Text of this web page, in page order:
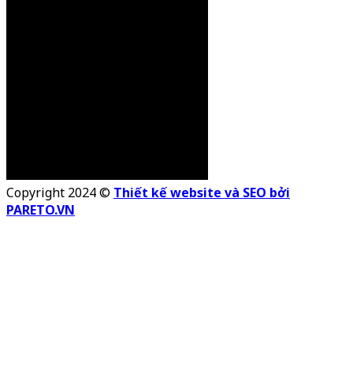
Copyright 2024 © Thiết kế website và SEO bởi
PARETO.VN